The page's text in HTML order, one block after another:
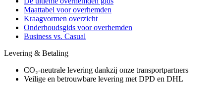
Maattabel voor overhemden
Kraagvormen overzicht
Onderhoudsgids voor overhemden
Business vs. Casual
Levering & Betaling
CO₂-neutrale levering dankzij onze transportpartners
Veilige en betrouwbare levering met DPD en DHL